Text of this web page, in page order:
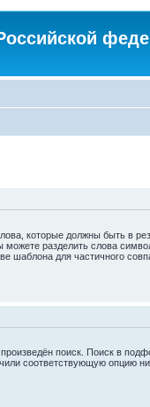
которые должны быть в
можете разделить слова
шаблона для частичного
поиск. Поиск в
соответствующую опцию